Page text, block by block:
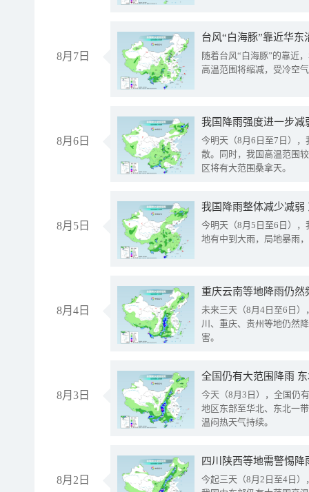
8月7日
台风“白海豚”靠近华
随着台风“白海豚”的靠近
高温范围将缩减，受冷空
8月6日
今明天（8月6日至7日）
散。同时，我国高温范围
区将有大范围桑拿天。
8月5日
我国降雨整体减少减弱
今明天（8月5日至6日）
地有中到大雨，局地暴雨
8月4日
重庆云南等地降雨仍然
未来三天（8月4日至6日
川、重庆、贵州等地仍然
害。
8月3日
全国仍有大范围降雨
今天（8月3日），全国仍
地区东部至华北、东北一
温闷热天气持续。
8月2日
今起三天（8月2日至4日